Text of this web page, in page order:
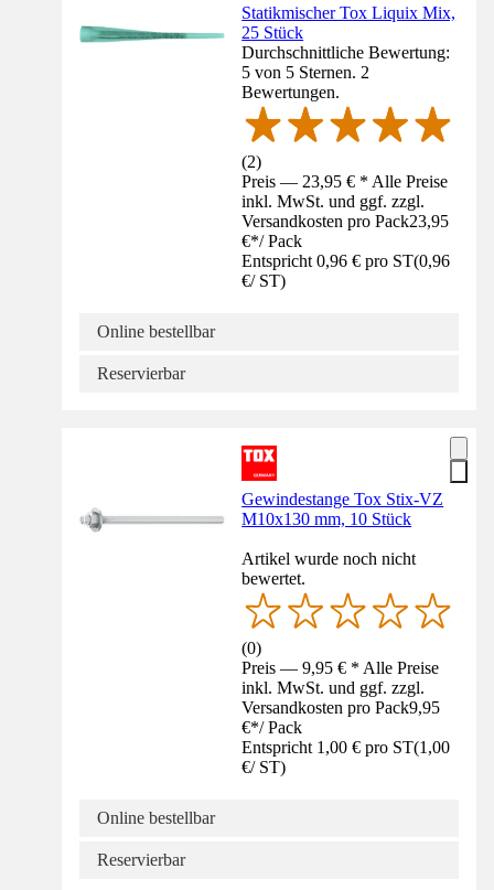
Statikmischer Tox Liquix Mix,
25 Stück
Durchschnittliche Bewertung:
5 von 5 Sternen. 2
Bewertungen.
(2)
Preis — 23,95 € * Alle Preise
inkl. MwSt. und ggf. zzgl.
Versandkosten pro Pack23,95
€*/ Pack
Entspricht 0,96 € pro ST(0,96
€/ ST)
Online bestellbar
Reservierbar
Gewindestange Tox Stix-VZ
M10x130 mm, 10 Stück
Artikel wurde noch nicht
bewertet.
(0)
Preis — 9,95 € * Alle Preise
inkl. MwSt. und ggf. zzgl.
Versandkosten pro Pack9,95
€*/ Pack
Entspricht 1,00 € pro ST(1,00
€/ ST)
Online bestellbar
Reservierbar